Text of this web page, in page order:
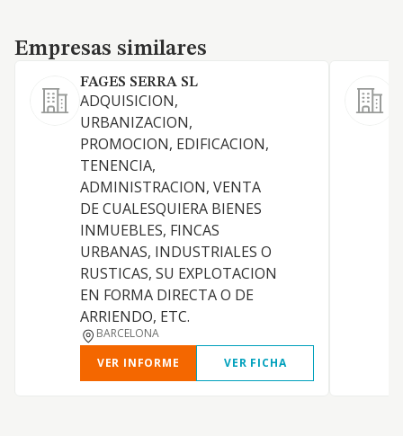
Empresas similares
Empresas similares
FAGES SERRA SL
ADQUISICION,
URBANIZACION,
PROMOCION, EDIFICACION,
TENENCIA,
ADMINISTRACION, VENTA
DE CUALESQUIERA BIENES
INMUEBLES, FINCAS
URBANAS, INDUSTRIALES O
RUSTICAS, SU EXPLOTACION
EN FORMA DIRECTA O DE
ARRIENDO, ETC.
BARCELONA
VER INFORME
VER FICHA